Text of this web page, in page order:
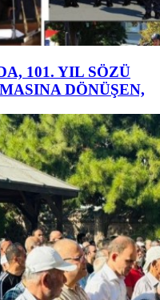
101. YIL SÖZÜ
DÖNÜŞEN,